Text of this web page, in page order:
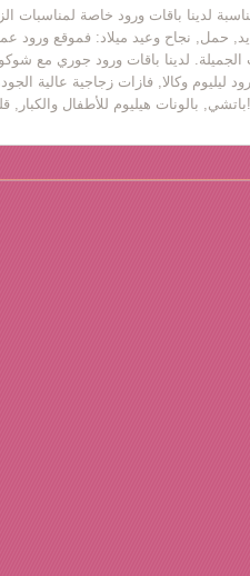
لدينا باقات ورود خاصة لمناسبات
حمل, نجاح وعيد ميلاد: فموقع ورود
الجميلة. لدينا باقات ورود جوري مع
ليليوم وكالا, فازات زجاجية عالية
باتشي, بالونات هيليوم للأطفال والكبار, قلب حب, دباديب مع ورود!